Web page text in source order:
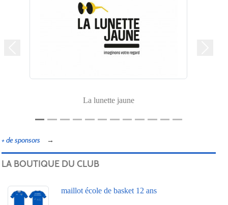
La lunette jaune
+ de sponsors
LA BOUTIQUE DU CLUB
maillot école de basket 12 ans